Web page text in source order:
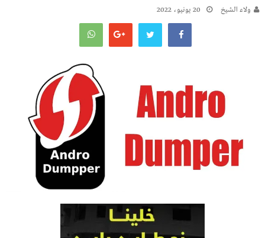
ولاء الشيخ 20 يونيو، 2022